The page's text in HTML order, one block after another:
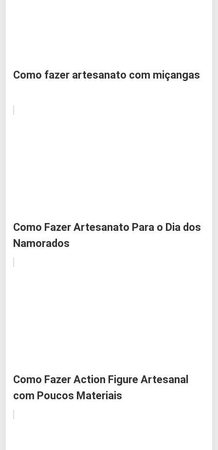
Como fazer artesanato com miçangas
Como Fazer Artesanato Para o Dia dos
Namorados
Como Fazer Action Figure Artesanal
com Poucos Materiais